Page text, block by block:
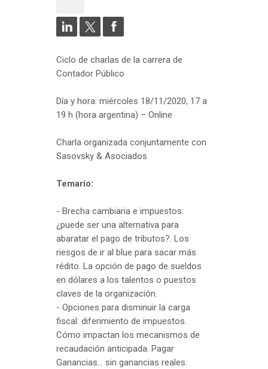
Ciclo de charlas de la carrera de
Contador Público
Día y hora: miércoles 18/11/2020, 17 a
19 h (hora argentina) – Online
Charla organizada conjuntamente con
Sasovsky & Asociados
Temario:
- Brecha cambiaria e impuestos:
¿puede ser una alternativa para
abaratar el pago de tributos?. Los
riesgos de ir al blue para sacar más
rédito. La opción de pago de sueldos
en dólares a los talentos o puestos
claves de la organización.
- Opciones para disminuir la carga
fiscal: diferimiento de impuestos.
Cómo impactan los mecanismos de
recaudación anticipada. Pagar
Ganancias… sin ganancias reales.